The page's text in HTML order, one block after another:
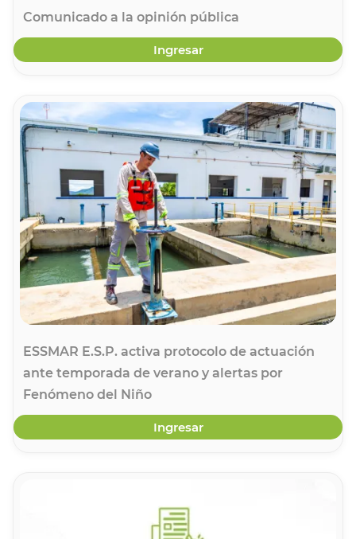
Comunicado a la opinión pública
Ingresar
ESSMAR E.S.P. activa protocolo de actuación
ante temporada de verano y alertas por
Fenómeno del Niño
Ingresar